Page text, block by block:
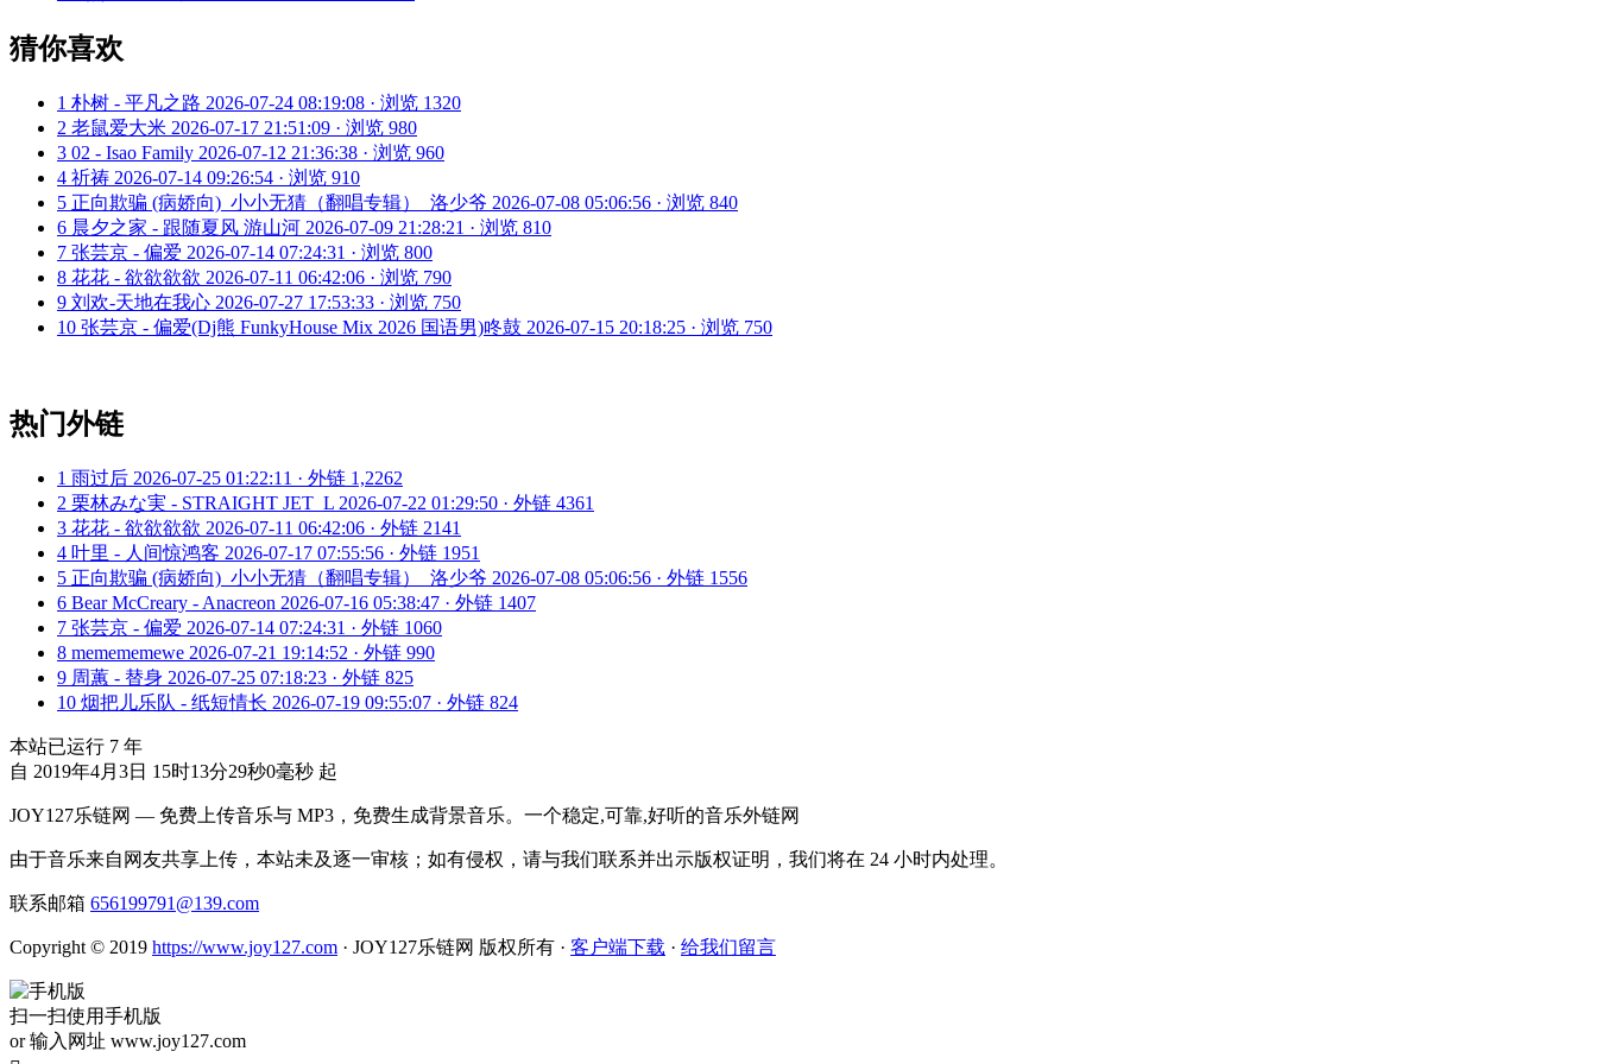
猜你喜欢
1 朴树 - 平凡之路 2026-07-24 08:19:08 · 浏览 1320
2 老鼠爱大米 2026-07-17 21:51:09 · 浏览 980
3 02 - Isao Family 2026-07-12 21:36:38 · 浏览 960
4 祈祷 2026-07-14 09:26:54 · 浏览 910
5 正向欺骗 (病娇向)_小小无猜（翻唱专辑）_洛少爷 2026-07-08 05:06:56 · 浏览 840
6 晨夕之家 - 跟随夏风 游山河 2026-07-09 21:28:21 · 浏览 810
7 张芸京 - 偏爱 2026-07-14 07:24:31 · 浏览 800
8 花花 - 欲欲欲欲 2026-07-11 06:42:06 · 浏览 790
9 刘欢-天地在我心 2026-07-27 17:53:33 · 浏览 750
10 张芸京 - 偏爱(Dj熊 FunkyHouse Mix 2026 国语男)咚鼓 2026-07-15 20:18:25 · 浏览 750
热门外链
1 雨过后 2026-07-25 01:22:11 · 外链 1,2262
2 栗林みな実 - STRAIGHT JET_L 2026-07-22 01:29:50 · 外链 4361
3 花花 - 欲欲欲欲 2026-07-11 06:42:06 · 外链 2141
4 叶里 - 人间惊鸿客 2026-07-17 07:55:56 · 外链 1951
5 正向欺骗 (病娇向)_小小无猜（翻唱专辑）_洛少爷 2026-07-08 05:06:56 · 外链 1556
6 Bear McCreary - Anacreon 2026-07-16 05:38:47 · 外链 1407
7 张芸京 - 偏爱 2026-07-14 07:24:31 · 外链 1060
8 memememewe 2026-07-21 19:14:52 · 外链 990
9 周蕙 - 替身 2026-07-25 07:18:23 · 外链 825
10 烟把儿乐队 - 纸短情长 2026-07-19 09:55:07 · 外链 824
本站已运行 7 年
自 2019年4月3日 15时13分29秒0毫秒 起
JOY127乐链网 — 免费上传音乐与 MP3，免费生成背景音乐。一个稳定,可靠,好听的音乐外链网
由于音乐来自网友共享上传，本站未及逐一审核；如有侵权，请与我们联系并出示版权证明，我们将在 24 小时内处理。
联系邮箱 656199791@139.com
Copyright © 2019 https://www.joy127.com · JOY127乐链网 版权所有 · 客户端下载 · 给我们留言
扫一扫使用手机版
or 输入网址 www.joy127.com